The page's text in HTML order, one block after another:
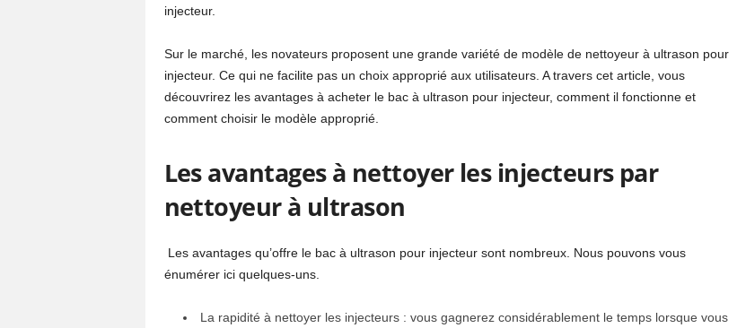
injecteur.
Sur le marché, les novateurs proposent une grande variété de modèle de nettoyeur à ultrason pour
injecteur. Ce qui ne facilite pas un choix approprié aux utilisateurs. A travers cet article, vous
découvrirez les avantages à acheter le bac à ultrason pour injecteur, comment il fonctionne et
comment choisir le modèle approprié.
Les avantages à nettoyer les injecteurs par
nettoyeur à ultrason
Les avantages qu’offre le bac à ultrason pour injecteur sont nombreux. Nous pouvons vous
énumérer ici quelques-uns.
La rapidité à nettoyer les injecteurs : vous gagnerez considérablement le temps lorsque vous